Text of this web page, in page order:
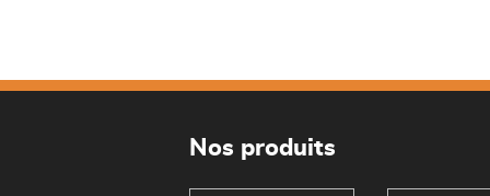
Nos produits